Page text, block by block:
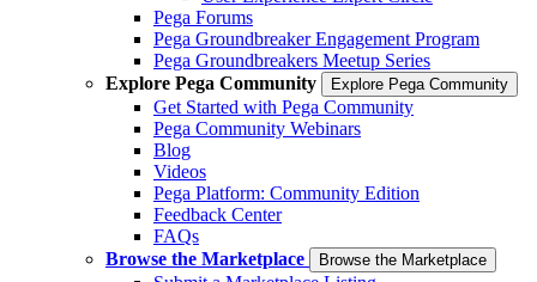
Pega Forums
Pega Groundbreaker Engagement Program
Pega Groundbreakers Meetup Series
Explore Pega Community
Explore Pega Community
Get Started with Pega Community
Pega Community Webinars
Blog
Videos
Pega Platform: Community Edition
Feedback Center
FAQs
Browse the Marketplace
Browse the Marketplace